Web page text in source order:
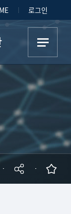
로그인